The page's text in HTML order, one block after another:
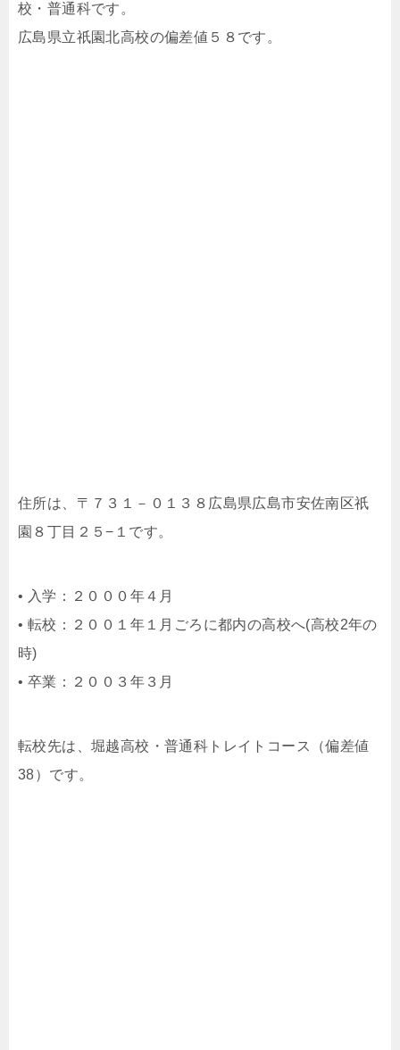
校・普通科です。
広島県立祇園北高校の偏差値５８です。
住所は、〒７３１－０１３８広島県広島市安佐南区祇
園８丁目２５−１です。
• 入学：２０００年４月
• 転校：２００１年１月ごろに都内の高校へ(高校2年の
時)
• 卒業：２００３年３月
転校先は、堀越高校・普通科トレイトコース（偏差値
38）です。